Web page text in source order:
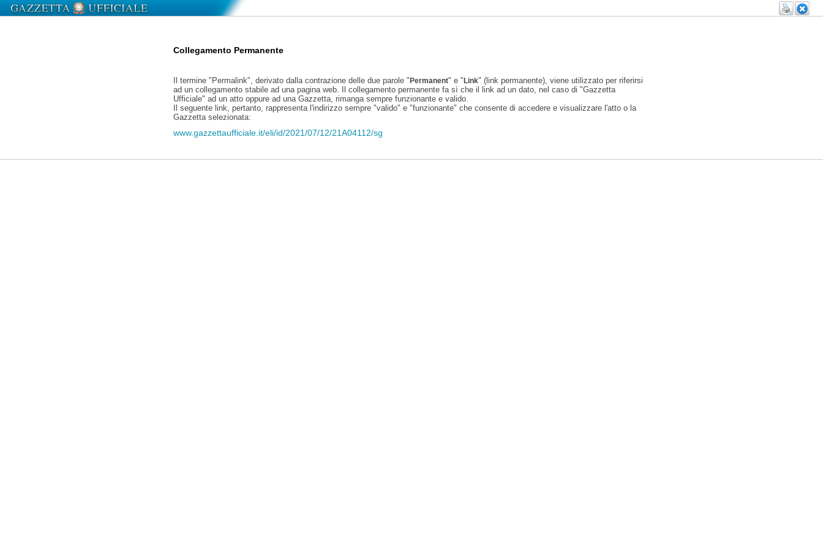
Collegamento Permanente
Il termine "Permalink", derivato dalla contrazione delle due parole "Permanent" e "Link" (link permanente), viene utilizzato per riferirsi
ad un collegamento stabile ad una pagina web. Il collegamento permanente fa sì che il link ad un dato, nel caso di "Gazzetta
Ufficiale" ad un atto oppure ad una Gazzetta, rimanga sempre funzionante e valido.
Il seguente link, pertanto, rappresenta l'indirizzo sempre "valido" e "funzionante" che consente di accedere e visualizzare l'atto o la
Gazzetta selezionata:
www.gazzettaufficiale.it/eli/id/2021/07/12/21A04112/sg